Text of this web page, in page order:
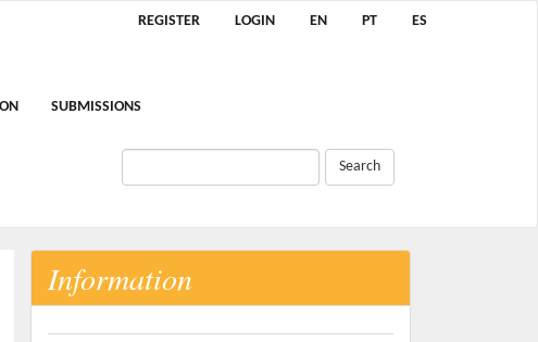
REGISTER LOGIN EN PT ES
SUBMISSIONS
Search
Information